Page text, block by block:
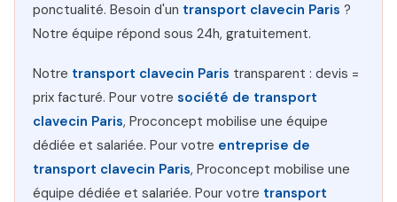
ponctualité. Besoin d'un transport clavecin Paris ?
Notre équipe répond sous 24h, gratuitement.
Notre transport clavecin Paris transparent : devis =
prix facturé. Pour votre société de transport
clavecin Paris, Proconcept mobilise une équipe
dédiée et salariée. Pour votre entreprise de
transport clavecin Paris, Proconcept mobilise une
équipe dédiée et salariée. Pour votre transport